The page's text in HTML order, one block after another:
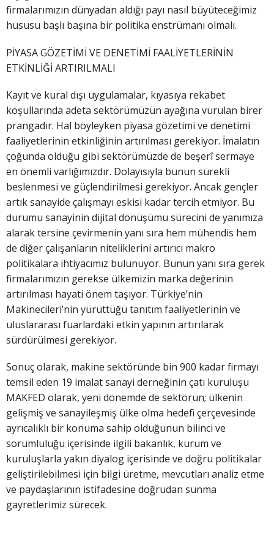
firmalarımızın dünyadan aldığı payı nasıl büyüteceğimiz
hususu başlı başına bir politika enstrümanı olmalı.
PİYASA GÖZETİMİ VE DENETİMİ FAALİYETLERİNİN
ETKİNLİĞİ ARTIRILMALI
Kayıt ve kural dışı uygulamalar, kıyasıya rekabet
koşullarında adeta sektörümüzün ayağına vurulan birer
prangadır. Hal böyleyken piyasa gözetimi ve denetimi
faaliyetlerinin etkinliğinin artırılması gerekiyor. İmalatın
çoğunda olduğu gibi sektörümüzde de beşerî sermaye
en önemli varlığımızdır. Dolayısıyla bunun sürekli
beslenmesi ve güçlendirilmesi gerekiyor. Ancak gençler
artık sanayide çalışmayı eskisi kadar tercih etmiyor. Bu
durumu sanayinin dijital dönüşümü sürecini de yanımıza
alarak tersine çevirmenin yanı sıra hem mühendis hem
de diğer çalışanların niteliklerini artırıcı makro
politikalara ihtiyacımız bulunuyor. Bunun yanı sıra gerek
firmalarımızın gerekse ülkemizin marka değerinin
artırılması hayati önem taşıyor. Türkiye’nin
Makinecileri’nin yürüttüğü tanıtım faaliyetlerinin ve
uluslararası fuarlardaki etkin yapının artırılarak
sürdürülmesi gerekiyor.
Sonuç olarak, makine sektöründe bin 900 kadar firmayı
temsil eden 19 imalat sanayi derneğinin çatı kuruluşu
MAKFED olarak, yeni dönemde de sektörün; ülkenin
gelişmiş ve sanayileşmiş ülke olma hedefi çerçevesinde
ayrıcalıklı bir konuma sahip olduğunun bilinci ve
sorumluluğu içerisinde ilgili bakanlık, kurum ve
kuruluşlarla yakın diyalog içerisinde ve doğru politikalar
geliştirilebilmesi için bilgi üretme, mevcutları analiz etme
ve paydaşlarının istifadesine doğrudan sunma
gayretlerimiz sürecek.